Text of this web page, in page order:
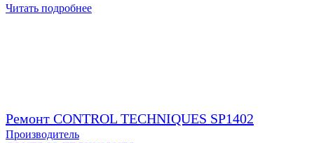
Читать подробнее
Ремонт CONTROL TECHNIQUES SP1402
Производитель